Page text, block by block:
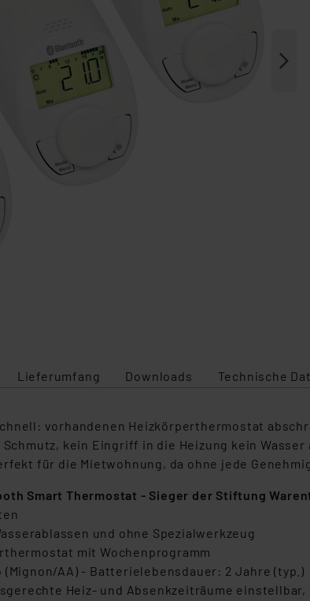
Lieferumfang Downloads Technische
vorhandenen Heizkörperthermostat
kein Eingriff in die Heizung kein
für die Mietwohnung, da ohne jede
Smart Thermostat - Sieger der Stiftung
und ohne Spezialwerkzeug
mit Wochenprogramm
AA) - Batterielebensdauer: 2 Jahre (typ.)
Heiz- und Absenkzeiträume